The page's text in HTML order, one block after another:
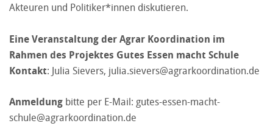
Akteuren und Politiker*innen diskutieren.
Eine Veranstaltung der Agrar Koordination im
Rahmen des Projektes Gutes Essen macht Schule
Kontakt: Julia Sievers, julia.sievers@agrarkoordination.de
Anmeldung bitte per E-Mail: gutes-essen-macht-
schule@agrarkoordination.de